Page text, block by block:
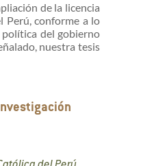
de la licencia
Perú, conforme a lo
política del gobierno
nuestra tesis